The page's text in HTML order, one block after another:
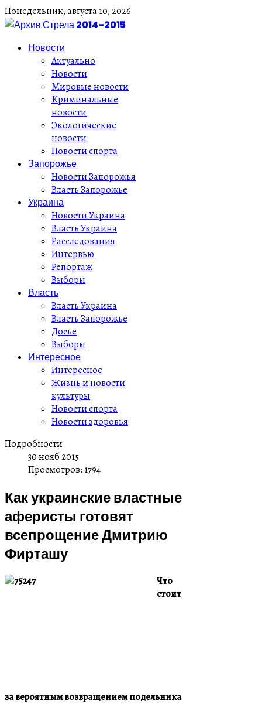
Понедельник,августа10, 2026
Новости
Актуально
Новости
Мировые новости
Криминальные
новости
Экологические
новости
Новости спорта
Запорожье
Новости Запорожья
Власть Запорожье
Украина
Новости Украина
Власть Украина
Расследования
Интервью
Репортаж
Выборы
Власть
Власть Украина
Власть Запорожье
Досье
Выборы
Интересное
Интересное
Жизнь и новости
культуры
Новости спорта
Новости здоровья
Подробности
30 нояб 2015
Просмотров: 1794
Как украинские властные
аферисты готовят
всепрощение Дмитрию
Фирташу
Что
стоит
за вероятным возвращением подельника